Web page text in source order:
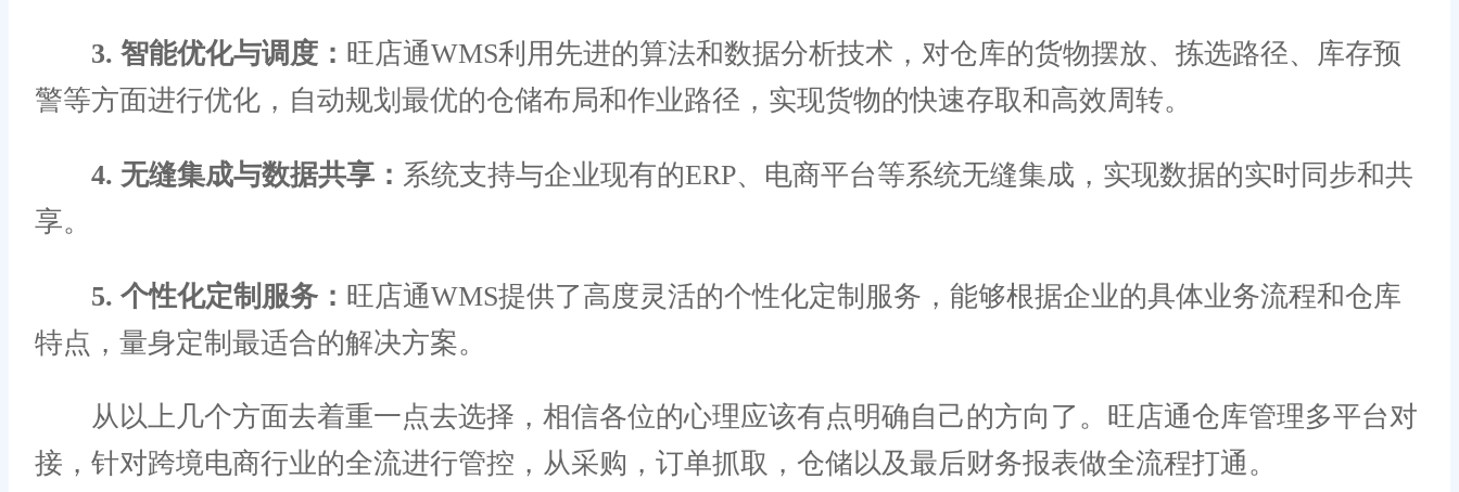
3. 智能优化与调度： 旺店通WMS利用先进的算法和数据分析技术，对仓库的货物摆放、拣选路径、库存预
警等方面进行优化，自动规划最优的仓储布局和作业路径，实现货物的快速存取和高效周转。
4. 无缝集成与数据共享： 系统支持与企业现有的ERP、电商平台等系统无缝集成，实现数据的实时同步和共
享。
5. 个性化定制服务： 旺店通WMS提供了高度灵活的个性化定制服务，能够根据企业的具体业务流程和仓库
特点，量身定制最适合的解决方案。
从以上几个方面去着重一点去选择，相信各位的心理应该有点明确自己的方向了。旺店通仓库管理多平台对
接，针对跨境电商行业的全流进行管控，从采购，订单抓取，仓储以及最后财务报表做全流程打通。